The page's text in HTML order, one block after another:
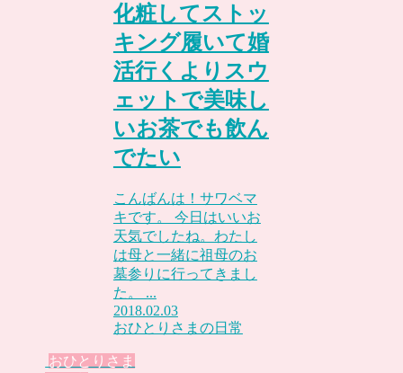
化粧してストッ
キング履いて婚
活行くよりスウ
ェットで美味し
いお茶でも飲ん
でたい
こんばんは！サワベマ
キです。 今日はいいお
天気でしたね。わたし
は母と一緒に祖母のお
墓参りに行ってきまし
た。 ...
2018.02.03
おひとりさまの日常
おひとりさま